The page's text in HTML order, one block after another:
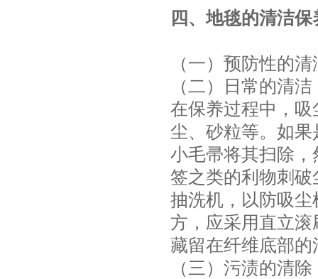
四、地毯的清洁
（一）预防性的
（二）日常的清
在保养过程中，
尘、砂粒等。如
小毛帚将其扫除
签之类的利物刺
抽洗机，以防吸
方，应采用直立
藏留在纤维底部
（三）污渍的清